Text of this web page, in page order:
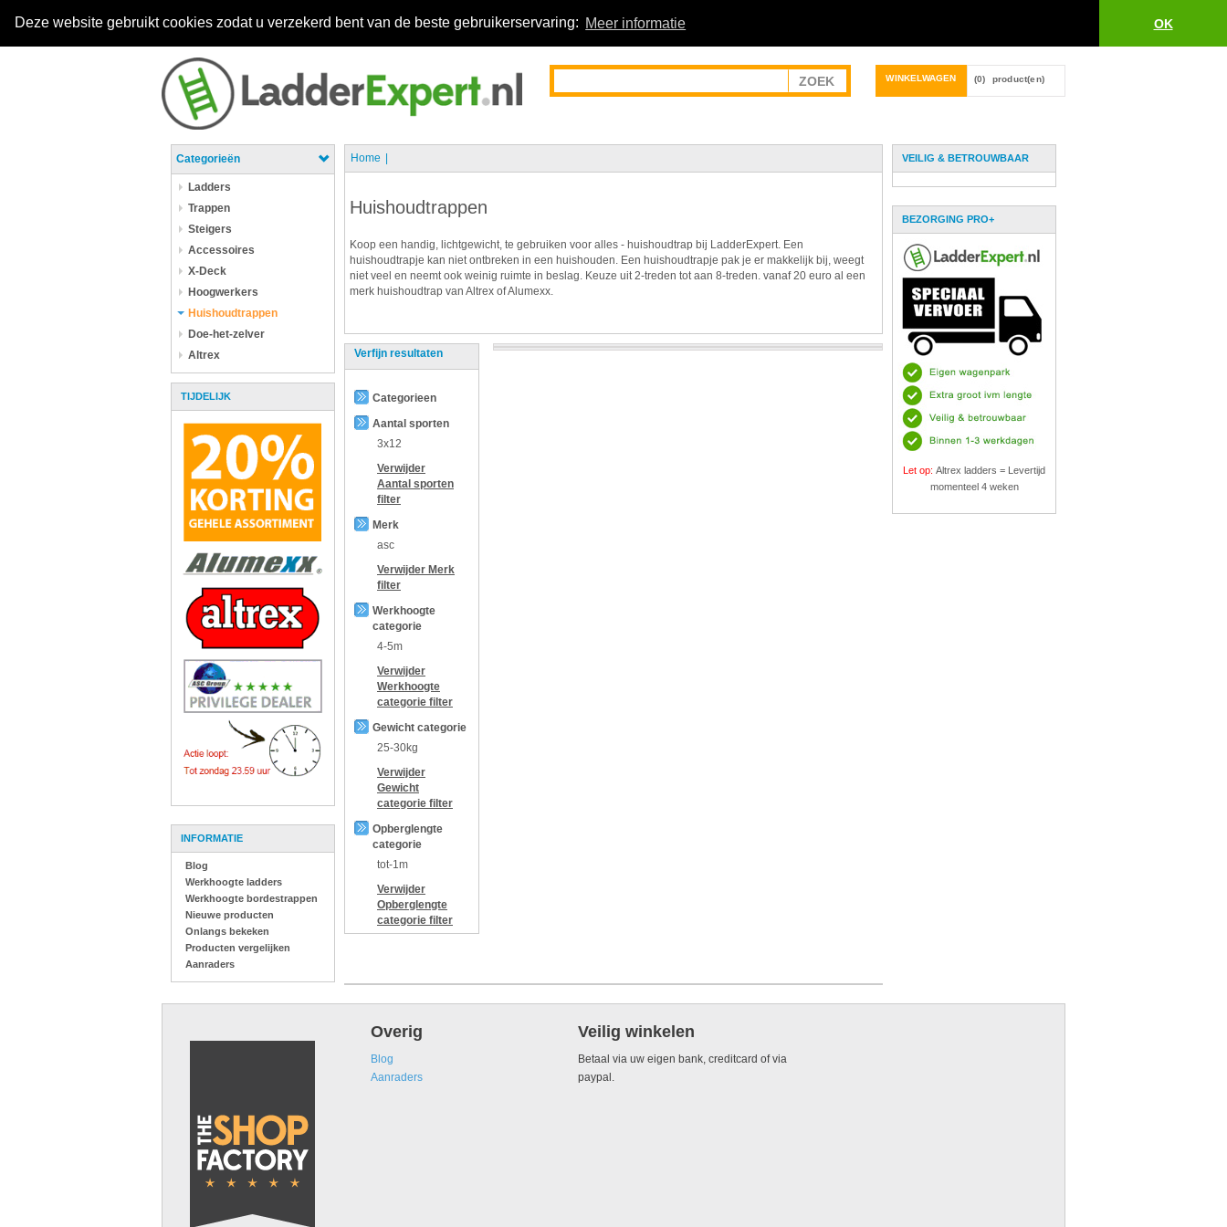
Deze website gebruikt cookies zodat u verzekerd bent van de beste gebruikerservaring: Meer informatie OK
WINKELWAGEN (0) product(en)
Categorieën
Ladders
Trappen
Steigers
Accessoires
X-Deck
Hoogwerkers
Huishoudtrappen
Doe-het-zelver
Altrex
TIJDELIJK
INFORMATIE
Blog
Werkhoogte ladders
Werkhoogte bordestrappen
Nieuwe producten
Onlangs bekeken
Producten vergelijken
Aanraders
Home
Huishoudtrappen
Koop een handig, lichtgewicht, te gebruiken voor alles - huishoudtrap bij LadderExpert. Een
huishoudtrapje kan niet ontbreken in een huishouden. Een huishoudtrapje pak je er makkelijk bij, weegt
niet veel en neemt ook weinig ruimte in beslag. Keuze uit 2-treden tot aan 8-treden. vanaf 20 euro al een
merk huishoudtrap van Altrex of Alumexx.
Verfijn resultaten
Categorieen
Aantal sporten
3x12
Verwijder
Aantal sporten
filter
Merk
asc
Verwijder Merk
filter
Werkhoogte
categorie
4-5m
Verwijder
Werkhoogte
categorie filter
Gewicht categorie
25-30kg
Verwijder
Gewicht
categorie filter
Opberglengte
categorie
tot-1m
Verwijder
Opberglengte
categorie filter
VEILIG & BETROUWBAAR
BEZORGING PRO+
Let op: Altrex ladders = Levertijd
momenteel 4 weken
Overig
Blog
Aanraders
Veilig winkelen
Betaal via uw eigen bank, creditcard of via
paypal.